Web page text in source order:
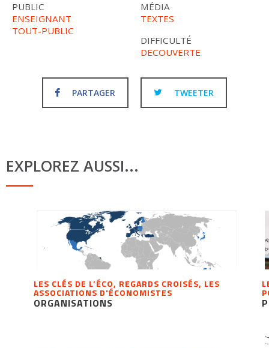
PUBLIC
ENSEIGNANT
TOUT-PUBLIC
MÉDIA
TEXTES
DIFFICULTÉ
DECOUVERTE
PARTAGER TWEETER
EXPLOREZ AUSSI...
LES CLÉS DE L’ÉCO, REGARDS CROISÉS, LES
ASSOCIATIONS D'ÉCONOMISTES
ORGANISATIONS